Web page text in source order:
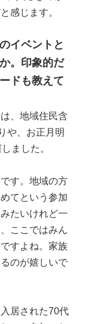
感じます。
イベントと
。印象的だ
ドも教えて
、地域住民含
や、お正月明
ました。
す。地域の方
てという参加
たいけれど一
ここではみん
すよね。家族
のが嬉しいで
居された70代